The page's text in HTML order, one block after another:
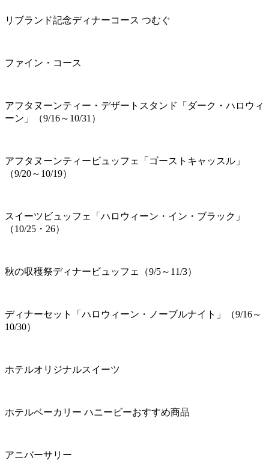
リブランド記念ディナーコース つむぐ
ファイン・コース
アフタヌーンティー・デザートスタンド「ダーク・ハロウィ
ーン」（9/16～10/31）
アフタヌーンティービュッフェ「ゴーストキャッスル」
（9/20～10/19）
スイーツビュッフェ「ハロウィーン・イン・ブラック」
（10/25・26）
秋の収穫祭ディナービュッフェ（9/5～11/3）
ディナーセット「ハロウィーン・ノーブルナイト」（9/16～
10/30）
ホテルオリジナルスイーツ
ホテルベーカリー ハニービーおすすめ商品
アニバーサリー